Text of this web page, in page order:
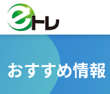
おすすめ情報